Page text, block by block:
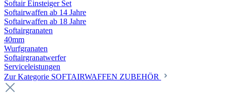
Softair Einsteiger Set
Softairwaffen ab 14 Jahre
Softairwaffen ab 18 Jahre
Softairgranaten
40mm
Wurfgranaten
Softairgranatwerfer
Serviceleistungen
Zur Kategorie SOFTAIRWAFFEN ZUBEHÖR